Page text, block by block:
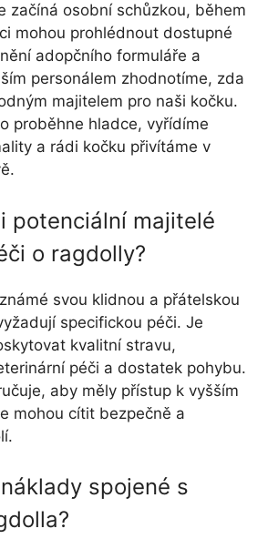
začíná osobní schůzkou, během
mohou prohlédnout dostupné
adopčního formuláře a
personálem zhodnotíme, zda
majitelem pro naši kočku.
proběhne hladce, vyřídíme
a rádi kočku přivítáme v
potenciální majitelé
o ragdolly?
svou klidnou a přátelskou
specifickou péči. Je
kvalitní stravu,
péči a dostatek pohybu.
aby měly přístup k vyšším
mohou cítit bezpečně a
spojené s